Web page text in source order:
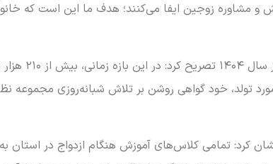
مشاوره زوجین ایفا می‌کنند؛ هدف ما این است که
در استان ارائه شده است. همچنین ثبت ۱۹ هزار و ۲۳۶ مورد تولد، خود گواهی روشن بر